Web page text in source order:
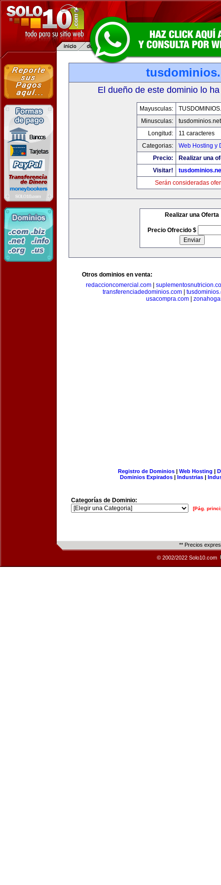
El dueño de este dominio lo
Mayusculas:
Minusculas:
tusdominios.net
Longitud:
11 caracteres
Categorias:
Web Hosting y
Precio:
Realizar una
Visitar!
Serán consideradas
Realizar una Oferta
Precio Ofrecido $
Otros dominios en venta:
redaccioncomercial.com|
transferenciadedominios.com|
usacompra.com
Registro de Dominios| Web Hosting |
Dominios Expirados | Industrias |
Categorías de Dominio:
[Pág.
** Precios
© 2002/2022 Solo10.com